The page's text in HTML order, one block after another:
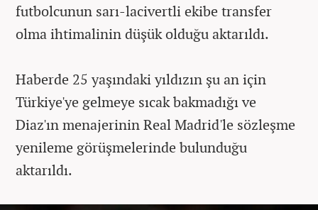
futbolcunun sarı-lacivertli ekibe transfer
olma ihtimalinin düşük olduğu aktarıldı.
Haberde 25 yaşındaki yıldızın şu an için
Türkiye'ye gelmeye sıcak bakmadığı ve
Diaz'ın menajerinin Real Madrid'le sözleşme
yenileme görüşmelerinde bulunduğu
aktarıldı.